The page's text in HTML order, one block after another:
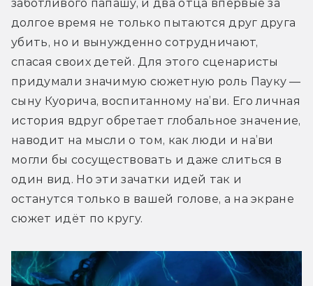
заботливого папашу, и два отца впервые за
долгое время не только пытаются друг друга
убить, но и вынужденно сотрудничают,
спасая своих детей. Для этого сценаристы
придумали значимую сюжетную роль Пауку —
сыну Куорича, воспитанному на’ви. Его личная
история вдруг обретает глобальное значение,
наводит на мысли о том, как люди и на’ви
могли бы сосуществовать и даже слиться в
один вид. Но эти зачатки идей так и
останутся только в вашей голове, а на экране
сюжет идёт по кругу.